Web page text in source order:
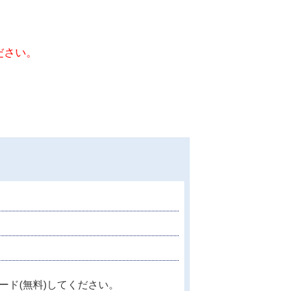
い。
ド(無料)してください。